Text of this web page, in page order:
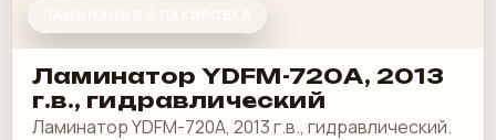
Ламинатор YDFM-720А, 2013
г.в., гидравлический
Ламинатор YDFM-720А, 2013 г.в., гидравлический.